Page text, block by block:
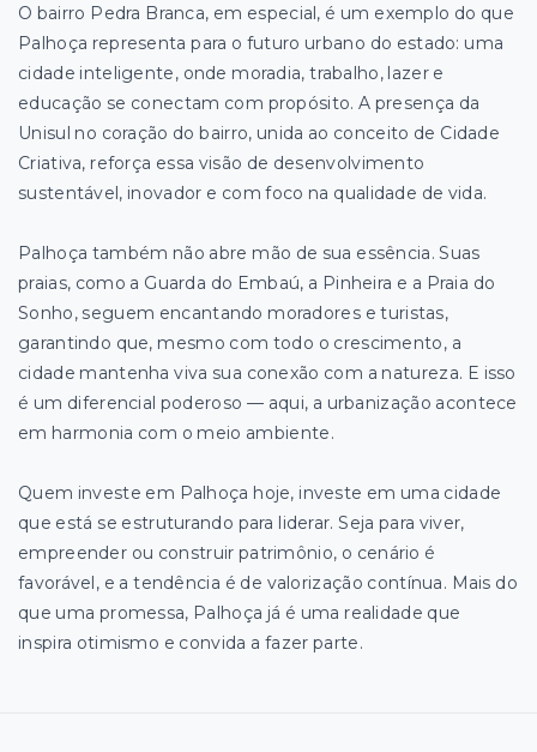
O bairro Pedra Branca, em especial, é um exemplo do que
Palhoça representa para o futuro urbano do estado: uma
cidade inteligente, onde moradia, trabalho, lazer e
educação se conectam com propósito. A presença da
Unisul no coração do bairro, unida ao conceito de Cidade
Criativa, reforça essa visão de desenvolvimento
sustentável, inovador e com foco na qualidade de vida.
Palhoça também não abre mão de sua essência. Suas
praias, como a Guarda do Embaú, a Pinheira e a Praia do
Sonho, seguem encantando moradores e turistas,
garantindo que, mesmo com todo o crescimento, a
cidade mantenha viva sua conexão com a natureza. E isso
é um diferencial poderoso — aqui, a urbanização acontece
em harmonia com o meio ambiente.
Quem investe em Palhoça hoje, investe em uma cidade
que está se estruturando para liderar. Seja para viver,
empreender ou construir patrimônio, o cenário é
favorável, e a tendência é de valorização contínua. Mais do
que uma promessa, Palhoça já é uma realidade que
inspira otimismo e convida a fazer parte.